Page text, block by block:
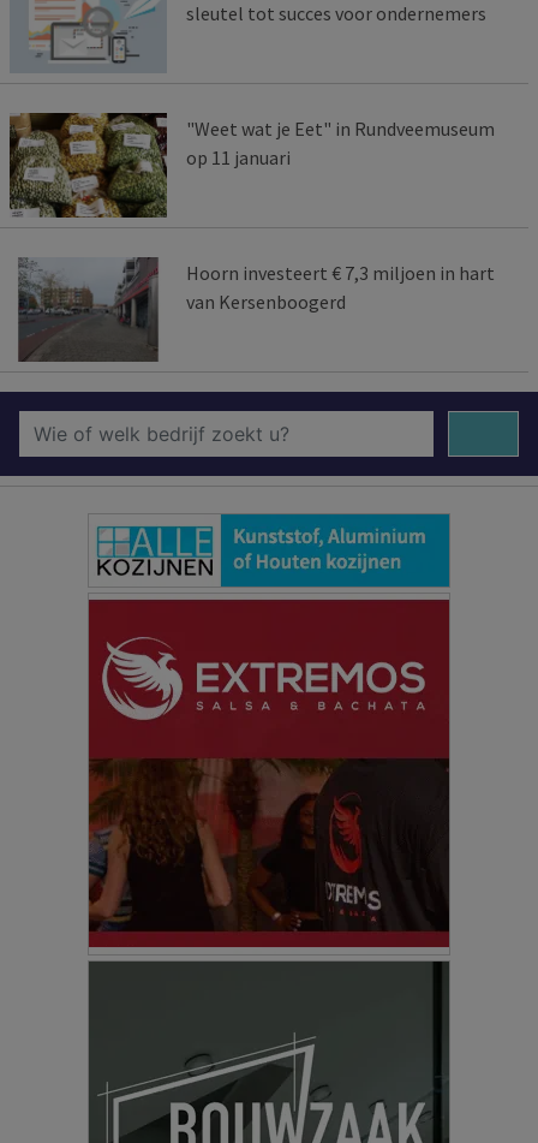
sleutel tot succes voor ondernemers
"Weet wat je Eet" in Rundveemuseum
op 11 januari
Hoorn investeert € 7,3 miljoen in hart
van Kersenboogerd